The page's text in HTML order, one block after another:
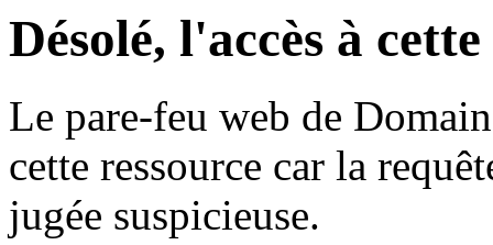
Désolé, l'accès à
Le pare-feu web de
cette ressource car la
jugée suspicieuse.